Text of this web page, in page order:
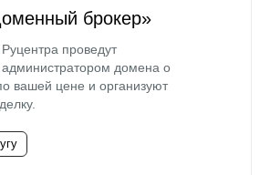
брокер»
проведут
администратором домена о
вашей цене и организуют